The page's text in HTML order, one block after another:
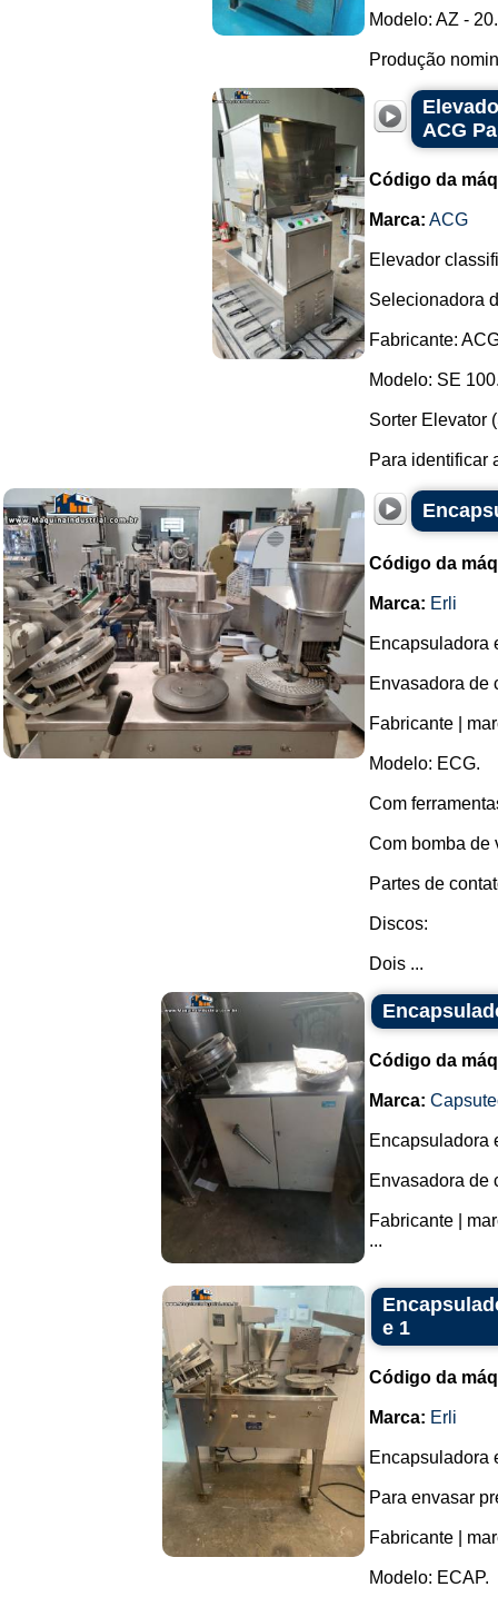
Modelo: AZ - 20.
Produção
ACG
Código da
Marca: ACG
Elevador
Selecionadora
Fabricante:
Modelo: SE
Sorter Elevator
Para identificar
Código da
Marca: Erli
Encapsuladora
Envasadora de
Fabricante |
Modelo: ECG.
Com
Com bomba de
Partes de
Discos:
Dois ...
Código da
Marca:
Encapsuladora
Envasadora de
Fabricante |
...
e 1
Código da
Marca: Erli
Encapsuladora
Para envasar
Fabricante |
Modelo: ECAP.